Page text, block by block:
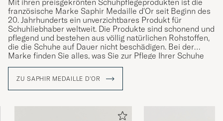
Mit ihren preisgekrönten Schuhpflegeprodukten ist die
französische Marke Saphir Medaille d'Or seit Beginn des
20. Jahrhunderts ein unverzichtbares Produkt für
Schuhliebhaber weltweit. Die Produkte sind schonend und
pflegend und bestehen aus völlig natürlichen Rohstoffen,
die die Schuhe auf Dauer nicht beschädigen. Bei der
Marke finden Sie alles, was Sie zur Pflege Ihrer Schuhe
benötigen, von Schuhcremes über Wachse, Tücher,
Leder- und Textilsorten.
ZU SAPHIR MEDAILLE D'OR